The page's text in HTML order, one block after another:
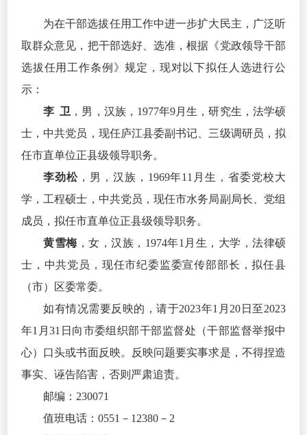
为在干部选拔任用工作中进一步扩大民主，广泛听
取群众意见，把干部选好、选准，根据《党政领导干部
选拔任用工作条例》规定，现对以下拟任人选进行公
示：
李 卫 ，男，汉族，1977年9月生，研究生，法学硕
士，中共党员 ，现任庐江县委副书记、三级调研员，拟
任市直单位正县级领导职务。
李劲松，男，汉族，1969年11月生，省委党校大
学，工程硕士，中共党员 ，现任市水务局副局长、党组
成员，拟任市直单位正县级领导职务。
黄雪梅，女，汉族，1974年1月生，大学，法律硕
士，中共党员 ，现任市纪委监委宣传部部长，拟任县
（市）区委常委。
如有情况需要反映的，请于2023年1月20日至2023
年1月31日向市委组织部干部监督处（干部监督举报中
心）口头或书面反映。反映问题要实事求是，不得捏造
事实、诬告陷害，否则严肃追责。
邮编：230071
值班电话：0551－12380－2